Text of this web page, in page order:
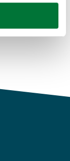
(huellas
procesan sus
web con
y análisis